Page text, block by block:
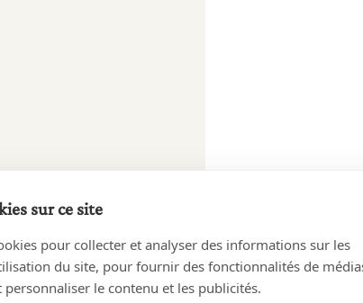
sur ce site
pour collecter et analyser des informations sur les
du site, pour fournir des fonctionnalités de
le contenu et les publicités.